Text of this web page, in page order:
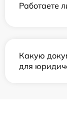
Работаете
Какую
для